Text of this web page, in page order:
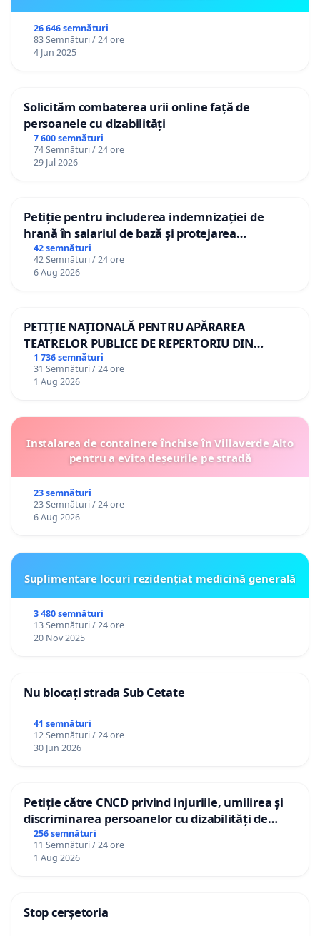
26 646 semnături
83 Semnături / 24 ore
4 Jun 2025
Solicităm combaterea urii online față de
persoanele cu dizabilități
7 600 semnături
74 Semnături / 24 ore
29 Jul 2026
Petiție pentru includerea indemnizației de
hrană în salariul de bază și protejarea
gradațiilor de vechime pentru asistenții
personali
42 semnături
42 Semnături / 24 ore
6 Aug 2026
PETIȚIE NAȚIONALĂ PENTRU APĂRAREA
TEATRELOR PUBLICE DE REPERTORIU DIN
ROMÂNIA
1 736 semnături
31 Semnături / 24 ore
1 Aug 2026
Instalarea de containere închise în Villaverde Alto
pentru a evita deșeurile pe stradă
23 semnături
23 Semnături / 24 ore
6 Aug 2026
Suplimentare locuri rezidențiat medicină generală
3 480 semnături
13 Semnături / 24 ore
20 Nov 2025
Nu blocați strada Sub Cetate
41 semnături
12 Semnături / 24 ore
30 Jun 2026
Petiție către CNCD privind injuriile, umilirea și
discriminarea persoanelor cu dizabilități de
către utilizatorul TikTok „Gorici”
256 semnături
11 Semnături / 24 ore
1 Aug 2026
Stop cerșetoria